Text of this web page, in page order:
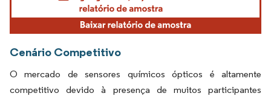
Cenário Competitivo
O mercado de sensores químicos ópticos é altamente
competitivo devido à presença de muitos participantes